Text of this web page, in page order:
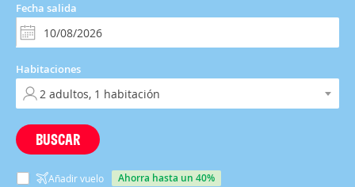
Fecha salida
Habitaciones
BUSCAR
Añadir vuelo ahorra hasta un 40%